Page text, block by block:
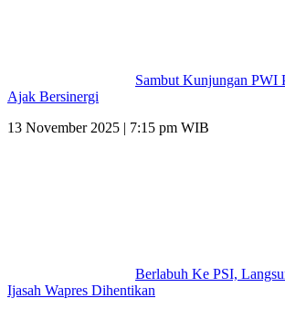
Sambut Kunjungan PWI
Ajak Bersinergi
13 November 2025 | 7:15 pm WIB
Berlabuh Ke PSI,
Ijasah Wapres Dihentikan